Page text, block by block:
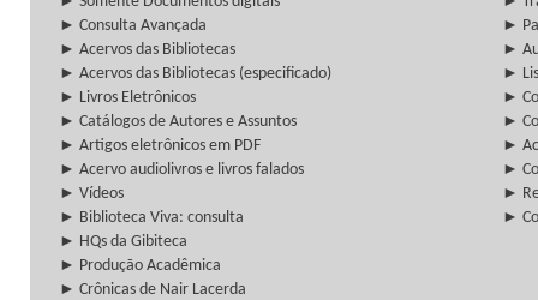
► Consulta Avançada
►
► Acervos das Bibliotecas
►
► Acervos das Bibliotecas (especificado)
►
► Livros Eletrônicos
►
► Catálogos de Autores e Assuntos
►
► Artigos eletrônicos em PDF
►
► Acervo audiolivros e livros falados
►
► Vídeos
►
► Biblioteca Viva: consulta
►
► HQs da Gibiteca
► Produção Acadêmica
► Crônicas de Nair Lacerda